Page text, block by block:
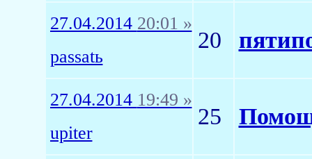
27.04.2014 20:01 »
passatь
20
27.04.2014 19:49 »
upiter
25